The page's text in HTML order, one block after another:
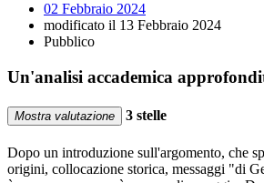
02 Febbraio 2024
modificato il 13 Febbraio 2024
Pubblico
Un'analisi accademica
Mostra valutazione 3 stelle
Dopo un introduzione sull'argomento, che
origini, collocazione storica, messaggi "di